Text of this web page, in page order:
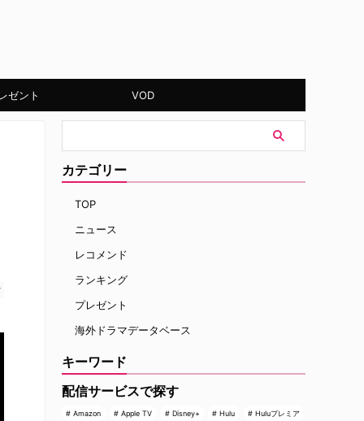
ゼント VOD
カテゴリー
TOP
ニュース
レコメンド
ランキング
プレゼント
海外ドラマデータベース
キーワード
配信サービスで探す
Amazon Apple TV Disney+ Hulu Huluプレミア